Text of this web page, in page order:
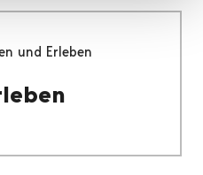
und Erleben